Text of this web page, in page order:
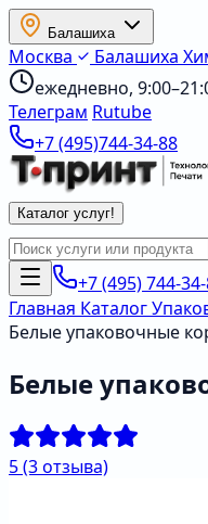
Балашиха
Москва Балашиха
ежедневно,
Телеграм Rutube
+7 (495)744-34-88
Каталог услуг!
+7 (495) 744-
Главная Каталог
Белые упаковочные
Белые
5(3 отзыва)